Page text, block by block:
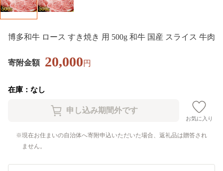
博多和牛 ロース すき焼き 用 500g 和牛 国産 スライス 牛肉
寄附金額 20,000円
在庫：なし
お気に入り
現在お住まいの自治体へ寄附申込いただいた場合、返礼品は贈答され
ません。